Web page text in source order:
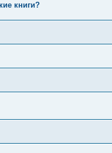
книги?